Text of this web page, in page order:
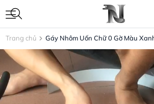
Trang chủ Gáy Nhôm Uốn Chữ 0 Gờ Màu